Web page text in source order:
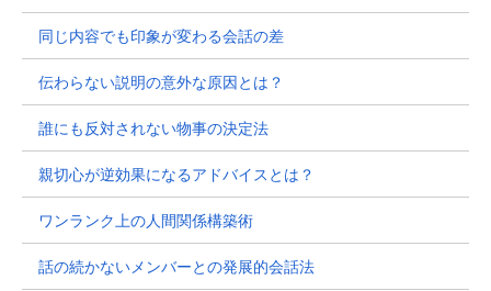
同じ内容でも印象が変わる会話の差
伝わらない説明の意外な原因とは？
誰にも反対されない物事の決定法
親切心が逆効果になるアドバイスとは？
ワンランク上の人間関係構築術
話の続かないメンバーとの発展的会話法